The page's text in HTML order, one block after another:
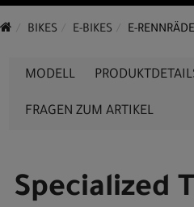
BIKES E-BIKES E-
MODELL
FRAGEN ZUM ARTIKEL
Specialized